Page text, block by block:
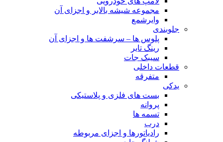
مجموعه شیشه بالابر و اجزای آن
وایرشمع
جلوبندی
پلوس ها – سرشفت ها و اجزای آن
رینگ تایر
سیبک جات
قطعات داخلی
متفرقه
یدکی
بست های فلزی و پلاستیکی
پروانه
تسمه ها
درب
رادیاتورها و اجزای مربوطه